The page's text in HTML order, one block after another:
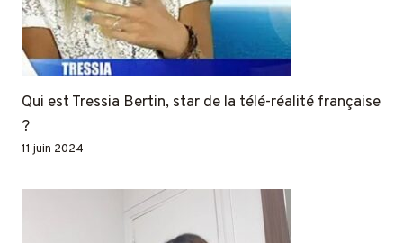
Qui est Tressia Bertin, star de la télé-réalité française
?
11 juin 2024